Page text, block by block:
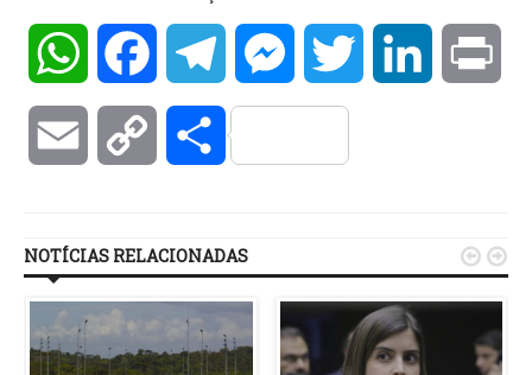
WhatsAppFacebookTelegramMessengerTwitter LinkedIn
Email Copy Compartilhar
NOTÍCIAS RELACIONADAS  